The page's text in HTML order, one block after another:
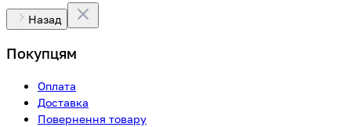
Назад
Покупцям
Оплата
Доставка
Повернення товару